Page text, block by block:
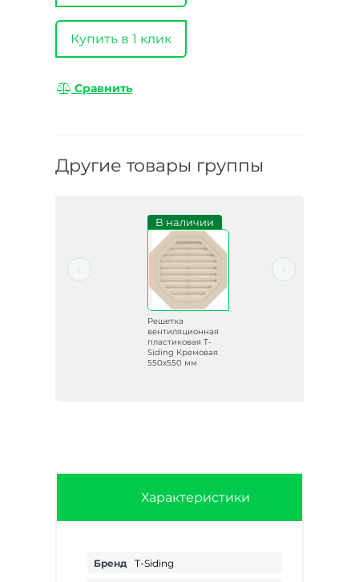
Купить в 1 клик
Сравнить
Другие товары группы
В наличии
Решетка
вентиляционная
пластиковая T-
Siding Кремовая
550х550 мм
Характеристики
Бренд T-Siding